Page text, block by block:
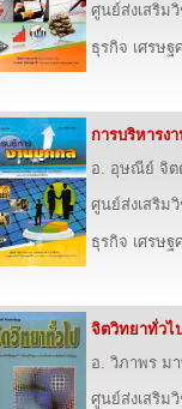
ศูนย์ส่งเสริม
ธุรกิจ เศรษฐ
การบริหารง
อ. อุษณีย์ จิต
ศูนย์ส่งเสริม
ธุรกิจ เศรษฐ
จิตวิทยาทั่วไ
อ. วิภาพร ม
ศูนย์ส่งเสริม